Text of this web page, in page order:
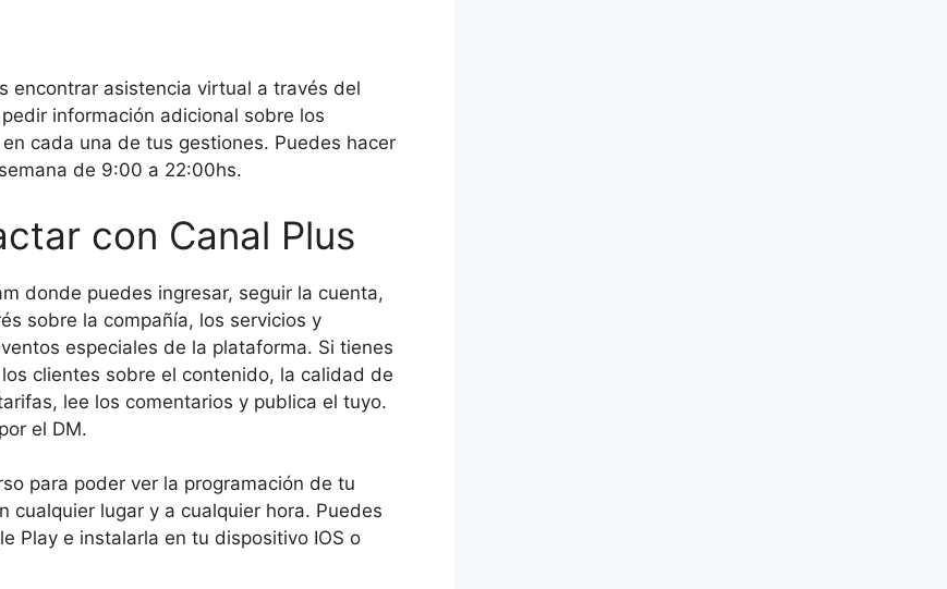
encontrar asistencia virtual a través del
información adicional sobre los
cada una de tus gestiones. Puedes hacer
de 9:00 a 22:00hs.
con Canal Plus
donde puedes ingresar, seguir la cuenta,
sobre la compañía, los servicios y
especiales de la plataforma. Si tienes
clientes sobre el contenido, la calidad de
lee los comentarios y publica el tuyo.
el DM.
para poder ver la programación de tu
cualquier lugar y a cualquier hora. Puedes
Play e instalarla en tu dispositivo IOS o